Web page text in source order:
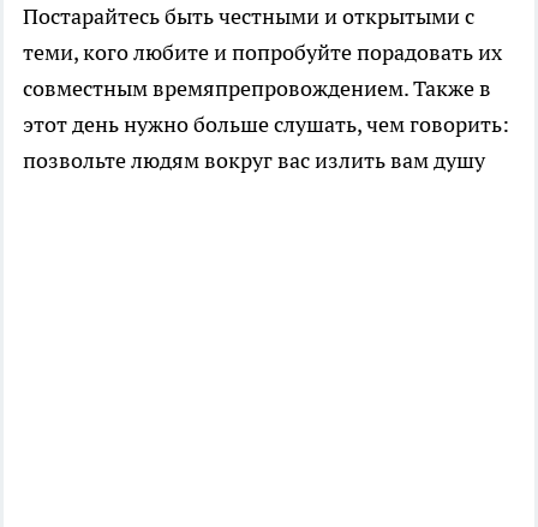
Постарайтесь быть честными и открытыми с
теми, кого любите и попробуйте порадовать их
совместным времяпрепровождением. Также в
этот день нужно больше слушать, чем говорить:
позвольте людям вокруг вас излить вам душу